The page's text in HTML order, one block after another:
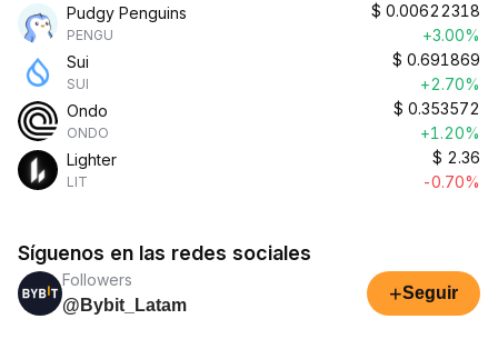
Pudgy Penguins
PENGU
$ 0.00622318
+3.00%
Sui
SUI
$ 0.691869
+2.70%
Ondo
ONDO
$ 0.353572
+1.20%
Lighter
LIT
$ 2.36
-0.70%
Síguenos en las redes sociales
Followers
@Bybit_Latam
+Seguir